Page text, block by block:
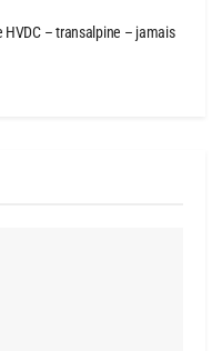
– transalpine – jamais